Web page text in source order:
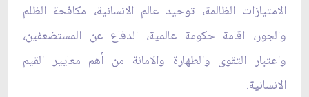
الامتيازات الظالمة، توحيد عالم الانسانية، مكافحة الظلم
والجور، اقامة حكومة عالمية، الدفاع عن المستضعفين،
واعتبار التقوى والطهارة والامانة من أهم معايير القيم
الانسانية.